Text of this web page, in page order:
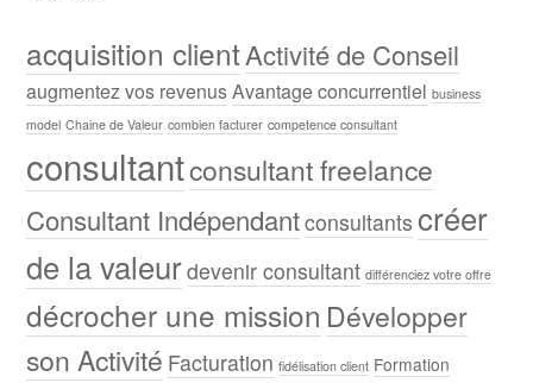
acquisition clientActivité de Conseil
augmentez vos revenusAvantage concurrentiel business
model Chaine de Valeur combien facturer competence consultant
consultantconsultant freelance
Consultant Indépendantconsultants créer
de la valeurdevenir consultant différenciez votre offre
décrocher une mission Développer
son Activité Facturation fidélisation client Formation